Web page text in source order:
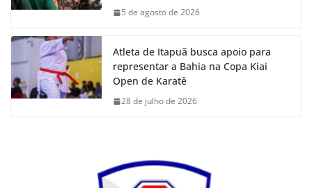
5 de agosto de 2026
Atleta de Itapuã busca apoio para
representar a Bahia na Copa Kiai
Open de Karatê
28 de julho de 2026